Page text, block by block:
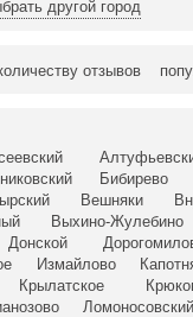
другой город
отзывов
Бибирево
Вешняки
Выхино-Жулебино
Донской
Измайлово
Крылатское
Ломоносовский